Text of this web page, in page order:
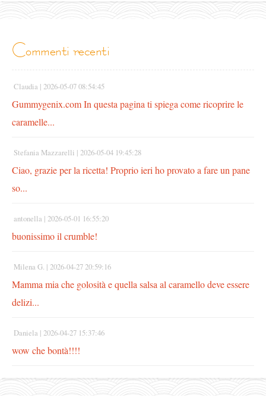
commenti recenti
Claudia | 2026-05-07 08:54:45
Gummygenix.com In questa pagina ti spiega come ricoprire le
caramelle...
Stefania Mazzarelli | 2026-05-04 19:45:28
Ciao, grazie per la ricetta! Proprio ieri ho provato a fare un pane
so...
antonella | 2026-05-01 16:55:20
buonissimo il crumble!
Milena G. | 2026-04-27 20:59:16
Mamma mia che golosità e quella salsa al caramello deve essere
delizi...
Daniela | 2026-04-27 15:37:46
wow che bontà!!!!